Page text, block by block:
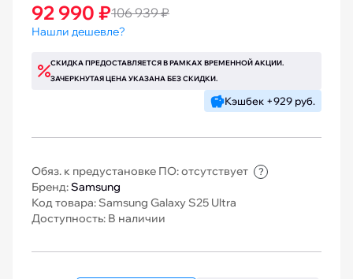
92 990 ₽106 939 ₽
Нашли дешевле?
СКИДКА ПРЕДОСТАВЛЯЕТСЯ В РАМКАХ ВРЕМЕННОЙ АКЦИИ.
ЗАЧЕРКНУТАЯ ЦЕНА УКАЗАНА БЕЗ СКИДКИ.
Кэшбек +929 руб.
Обяз. к предустановке ПО: отсутствует ?
Бренд:Samsung
Код товара: Samsung Galaxy S25 Ultra
Доступность: В наличии